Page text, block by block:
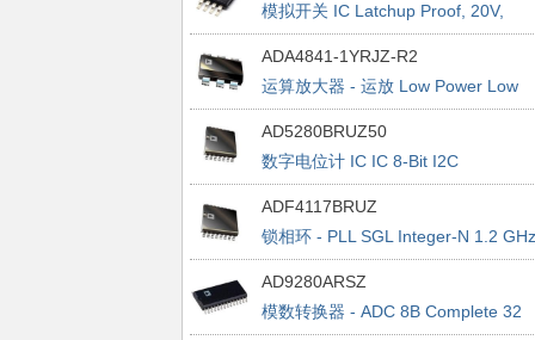
模拟开关 IC Latchup Proof, 20V,
15V,+12V,+36V 2xSPST
ADA4841-1YRJZ-R2
运算放大器 - 运放 Low Power Low
Noise OpAmp Single
AD5280BRUZ50
数字电位计 IC IC 8-Bit I2C
ADF4117BRUZ
锁相环 - PLL SGL Integer-N 1.2 GHz
AD9280ARSZ
模数转换器 - ADC 8B Complete 32